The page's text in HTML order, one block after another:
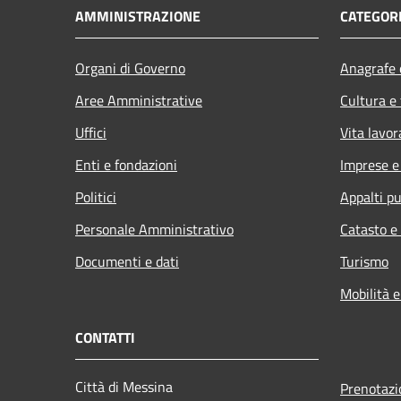
AMMINISTRAZIONE
Organi di Governo
Aree Amministrative
Uffici
Enti e fondazioni
Politici
Personale Amministrativo
Documenti e dati
Cultura
Vita
Imprese
Appalti
Catasto
Turismo
Mobilità
CONTATTI
Città di Messina